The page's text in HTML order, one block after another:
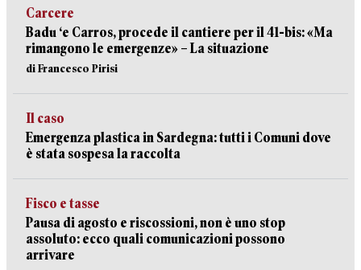
Carcere
Badu ‘e Carros, procede il cantiere per il 41-bis: «Ma
rimangono le emergenze» – La situazione
di Francesco Pirisi
Il caso
Emergenza plastica in Sardegna: tutti i Comuni dove
è stata sospesa la raccolta
Fisco e tasse
Pausa di agosto e riscossioni, non è uno stop
assoluto: ecco quali comunicazioni possono
arrivare